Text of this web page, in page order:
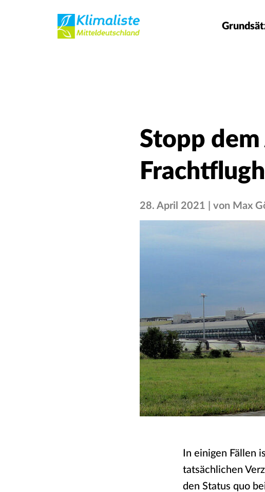
Stopp dem
28. April 2021 von Max
In einigen Fällen
tatsächlichen
den Status quo